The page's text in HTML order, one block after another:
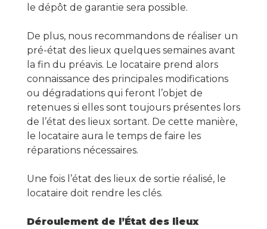
le dépôt de garantie sera possible.
De plus, nous recommandons de réaliser un
pré-état des lieux quelques semaines avant
la fin du préavis. Le locataire prend alors
connaissance des principales modifications
ou dégradations qui feront l’objet de
retenues si elles sont toujours présentes lors
de l’état des lieux sortant. De cette manière,
le locataire aura le temps de faire les
réparations nécessaires.
Une fois l’état des lieux de sortie réalisé, le
locataire doit rendre les clés.
Déroulement de l’État des lieux